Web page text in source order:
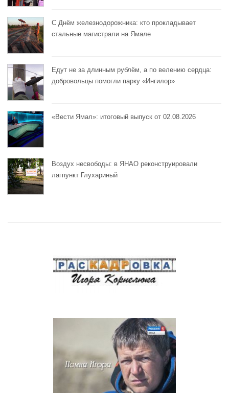
С Днём железнодорожника: кто прокладывает
стальные магистрали на Ямале
Едут не за длинным рублём, а по велению сердца:
добровольцы помогли парку «Ингилор»
«Вести Ямал»: итоговый выпуск от 02.08.2026
Воздух несвободы: в ЯНАО реконструировали
лагпункт Глухариный